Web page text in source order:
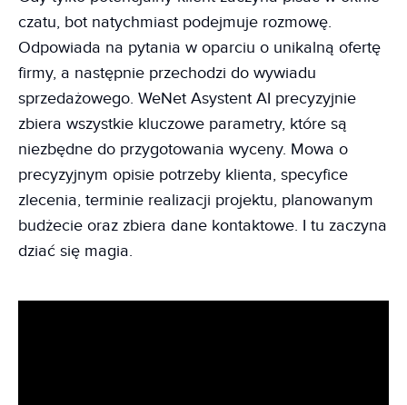
czatu, bot natychmiast podejmuje rozmowę.
Odpowiada na pytania w oparciu o unikalną ofertę
firmy, a następnie przechodzi do wywiadu
sprzedażowego. WeNet Asystent AI precyzyjnie
zbiera wszystkie kluczowe parametry, które są
niezbędne do przygotowania wyceny. Mowa o
precyzyjnym opisie potrzeby klienta, specyfice
zlecenia, terminie realizacji projektu, planowanym
budżecie oraz zbiera dane kontaktowe. I tu zaczyna
dziać się magia.